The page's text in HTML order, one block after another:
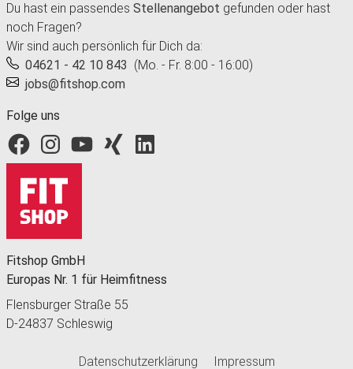
Du hast ein passendes Stellenangebot gefunden oder hast
noch Fragen?
Wir sind auch persönlich für Dich da:
04621 - 42 10 843 (Mo. - Fr. 8:00 - 16:00)
jobs@fitshop.com
Folge uns
Fitshop bei YouTube
Fitshop GmbH
Europas Nr. 1 für Heimfitness
Flensburger Straße 55
D-24837 Schleswig
Datenschutzerklärung Impressum